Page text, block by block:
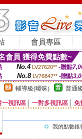
會員專區
會員 獲得免費點數~
No.4 LV27620** -贈點
No.8 LV76847** -贈點
輔導級(曖昧) 普通
一視訊區 一對多視訊區 免
我的點數銀